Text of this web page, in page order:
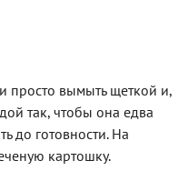
просто вымыть щеткой и,
так, чтобы она едва
до готовности. На
картошку.